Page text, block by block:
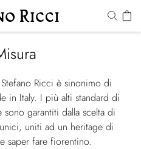
Ricci è sinonimo di
in Italy. I più alti standard di
garantiti dalla scelta di
uniti ad un heritage di
saper fare fiorentino.